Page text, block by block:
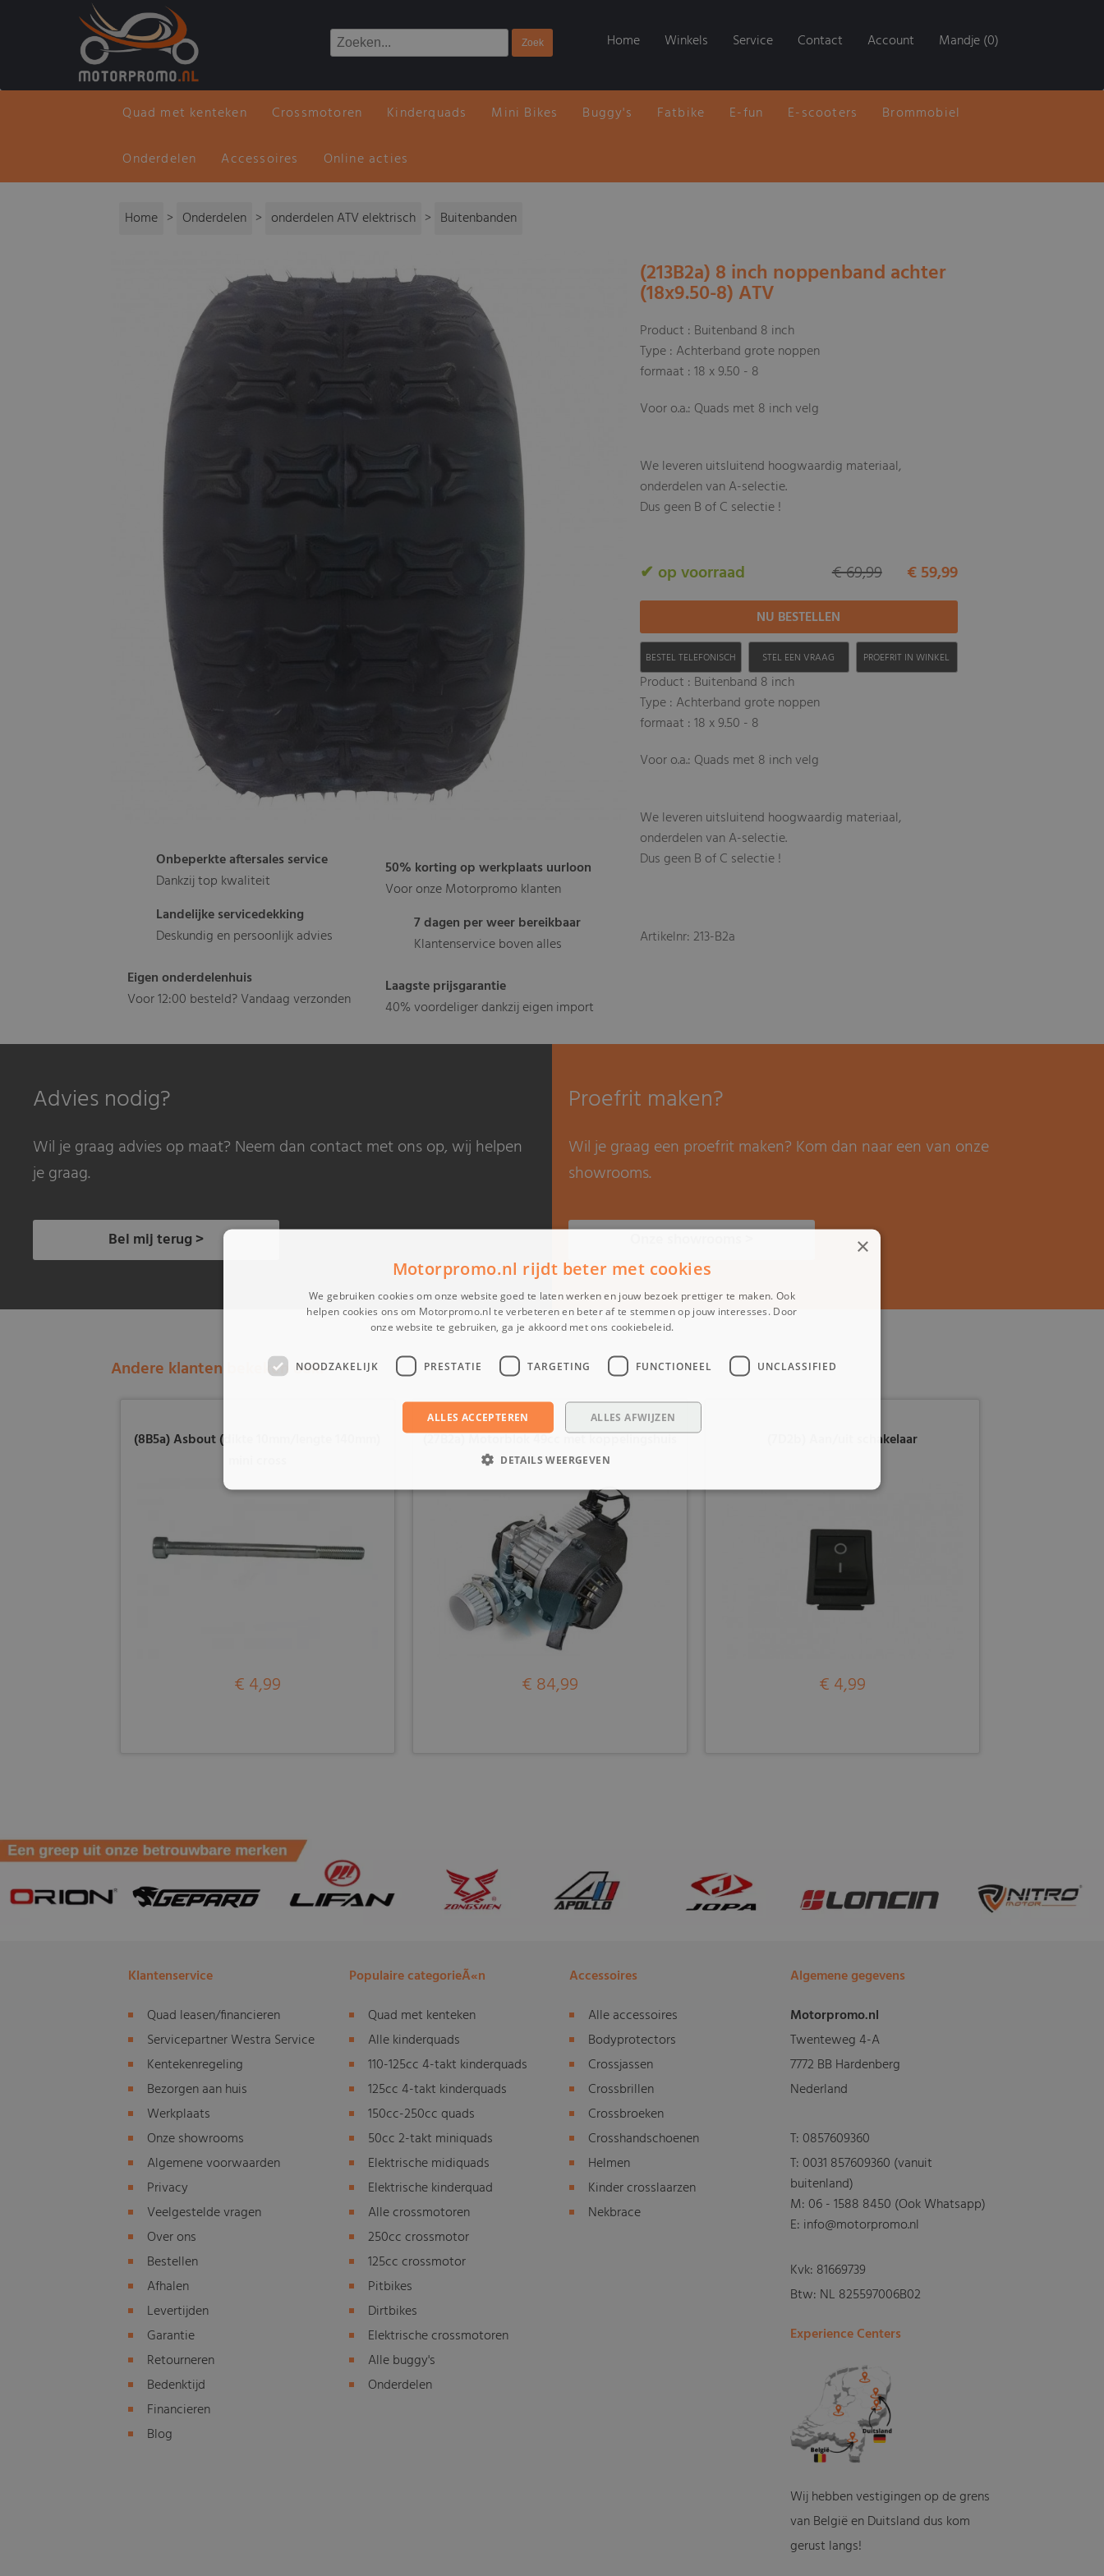
Home Winkels Service Contact Account Mandje (0)
Quad met kenteken Crossmotoren Kinderquads Mini Bikes Buggy's Fatbike E-fun E-scooters Brommobiel
Onderdelen Accessoires Online acties
Home > Onderdelen > onderdelen ATV elektrisch > Buitenbanden
Onbeperkte aftersales service
Dankzij top kwaliteit
Landelijke servicedekking
Deskundig en persoonlijk advies
Eigen onderdelenhuis
Voor 12:00 besteld? Vandaag verzonden
50% korting op werkplaats uurloon
Voor onze Motorpromo klanten
7 dagen per weer bereikbaar
Klantenservice boven alles
Laagste prijsgarantie
40% voordeliger dankzij eigen import
(213B2a) 8 inch noppenband achter
(18x9.50-8) ATV
Product : Buitenband 8 inch
Type : Achterband grote noppen
formaat : 18 x 9.50 - 8
Voor o.a.: Quads met 8 inch velg
We leveren uitsluitend hoogwaardig materiaal,
onderdelen van A-selectie.
Dus geen B of C selectie !
✔ op voorraad € 59,99
€ 69,99
BESTEL TELEFONISCH STEL EEN VRAAG PROEFRIT IN WINKEL
Product : Buitenband 8 inch
Type : Achterband grote noppen
formaat : 18 x 9.50 - 8
Voor o.a.: Quads met 8 inch velg
We leveren uitsluitend hoogwaardig materiaal,
onderdelen van A-selectie.
Dus geen B of C selectie !
Artikelnr: 213-B2a
Advies nodig?
Wil je graag advies op maat? Neem dan contact met ons op, wij helpen
je graag.
Bel mij terug >
Proefrit maken?
Wil je graag een proefrit maken? Kom dan naar een van onze
showrooms.
Andere klanten bekeken ook:
(8B5a) Asbout (dikte 10mm/lengte 140mm)
€ 4,99
(27B2a) Motorblok 49cc met koppelingshuis
(90012000)
€ 84,99
(7D2b) Aan/uit schakelaar
€ 4,99
Klantenservice
Quad leasen/financieren
Servicepartner Westra Service
Kentekenregeling
Bezorgen aan huis
Werkplaats
Onze showrooms
Algemene voorwaarden
Privacy
Veelgestelde vragen
Over ons
Bestellen
Afhalen
Levertijden
Garantie
Retourneren
Bedenktijd
Financieren
Blog
Populaire categorieÃ«n
Quad met kenteken
Alle kinderquads
110-125cc 4-takt kinderquads
125cc 4-takt kinderquads
150cc-250cc quads
50cc 2-takt miniquads
Elektrische midiquads
Elektrische kinderquad
Alle crossmotoren
250cc crossmotor
125cc crossmotor
Pitbikes
Dirtbikes
Elektrische crossmotoren
Alle buggy's
Onderdelen
Accessoires
Alle accessoires
Bodyprotectors
Crossjassen
Crossbrillen
Crossbroeken
Crosshandschoenen
Helmen
Kinder crosslaarzen
Nekbrace
Algemene gegevens
Motorpromo.nl
Twenteweg 4-A
7772 BB Hardenberg
Nederland
T:0857609360
T:0031 857609360 (vanuit
buitenland)
M:06 - 1588 8450 (Ook Whatsapp)
E: info@motorpromo.nl
Kvk: 81669739
Btw: NL 825597006B02
Experience Centers
Wij hebben vestigingen op de grens
van België en Duitsland dus kom
gerust langs!
×
Motorpromo.nl rijdt beter met cookies
We gebruiken cookies om onze website goed te laten werken en jouw bezoek prettiger te maken. Ook
helpen cookies ons om Motorpromo.nl te verbeteren en beter af te stemmen op jouw interesses. Door
onze website te gebruiken, ga je akkoord met ons cookiebeleid.
NOODZAKELIJK PRESTATIE TARGETING FUNCTIONEEL UNCLASSIFIED
ALLES ACCEPTEREN ALLES AFWIJZEN
DETAILS WEERGEVEN